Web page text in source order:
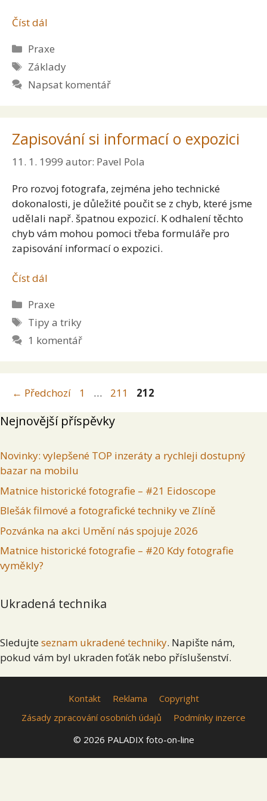
Číst dál
Rubriky
Praxe
Štítky
Základy
Napsat komentář
Zapisování si informací o expozici
11. 1. 1999 autor: Pavel Pola
Pro rozvoj fotografa, zejména jeho technické
dokonalosti, je důležité poučit se z chyb, které jsme
udělali např. špatnou expozicí. K odhalení těchto
chyb vám mohou pomoci třeba formuláře pro
zapisování informací o expozici.
Číst dál
Rubriky
Praxe
Štítky
Tipy a triky
1 komentář
← Předchozí Stránka
1 … Stránka
211 Stránka
212
Nejnovější příspěvky
Novinky: vylepšené TOP inzeráty a rychleji dostupný
bazar na mobilu
Matnice historické fotografie – #21 Eidoscope
Blešák filmové a fotografické techniky ve Zlíně
Pozvánka na akci Umění nás spojuje 2026
Matnice historické fotografie – #20 Kdy fotografie
vyměkly?
Ukradená technika
Sledujte seznam ukradené techniky. Napište nám,
pokud vám byl ukraden foťák nebo příslušenství.
Kontakt Reklama
Copyright
Zásady zpracování osobních údajů
Podmínky inzerce
© 2026 PALADIX foto-on-line